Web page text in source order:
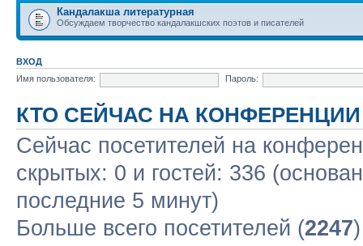
Кандалакша литературная
Обсуждаем творчество кандалакшских поэтов и писателей
ВХОД
Имя пользователя:
Пароль:
КТО СЕЙЧАС НА КОНФЕРЕНЦИИ
Сейчас посетителей на
скрытых: 0 и гостей: 336
последние 5 минут)
Больше всего посетителей (2247